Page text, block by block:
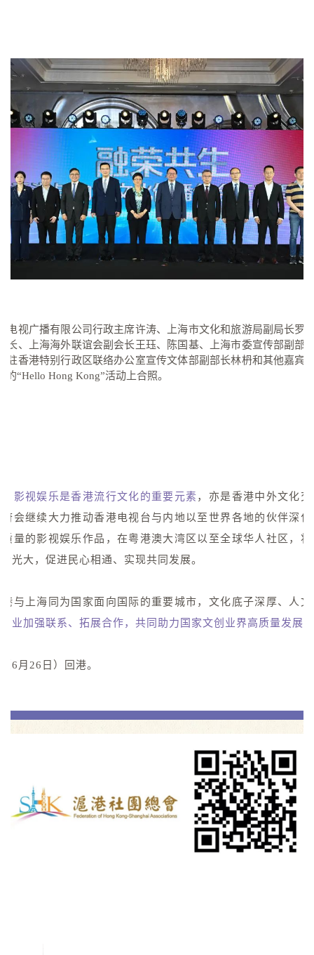
电视广播有限公司行政主席许涛、上海市文化和旅游局副局长罗
长、上海海外联谊会副会长王珏、陈国基、上海市委宣传部副部
驻香港特别行政区联络办公室宣传文体部副部长林枬和其他嘉宾
的“Hello Hong Kong”活动上合照。
影视娱乐是香港流行文化的重要元素，亦是香港中外文化
会继续大力推动香港电视台与内地以至世界各地的伙伴深
量的影视娱乐作品，在粤港澳大湾区以至全球华人社区，
光大，促进民心相通、实现共同发展。
与上海同为国家面向国际的重要城市，文化底子深厚、人
业加强联系、拓展合作，共同助力国家文创业界高质量发展
6月26日）回港。